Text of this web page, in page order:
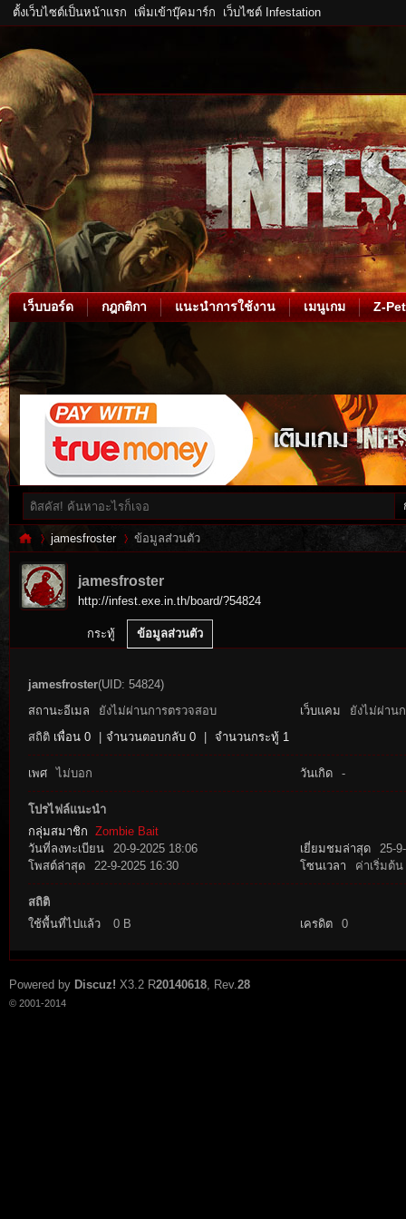
ตั้งเว็บไซต์เป็นหน้าแรก เพิ่มเข้าบุ๊คมาร์ก เว็บไซต์ Infestation
เว็บบอร์ด กฎกติกา แนะนำการใช้งาน เมนูเกม Z-Pet
jamesfroster ข้อมูลส่วนตัว
jamesfroster
http://infest.exe.in.th/board/?54824
กระทู้ ข้อมูลส่วนตัว
jamesfroster(UID: 54824)
สถานะอีเมล
ยังไม่ผ่านการตรวจสอบ เว็บแคม
ยังไม่ผ่าน
สถิติ เพื่อน 0 จำนวนตอบกลับ 0 จำนวนกระทู้ 1
เพศ ไม่บอก วันเกิด -
โปรไฟล์แนะนำ
กลุ่มสมาชิก Zombie Bait
วันที่ลงทะเบียน
20-9-2025 18:06 เยี่ยมชมล่าสุด
25-
โพสต์ล่าสุด
22-9-2025 16:30 โซนเวลา ค่าเริ่มต้น
สถิติ
ใช้พื้นที่ไปแล้ว
0 B เครดิต 0
Powered by Discuz! X3.2 R20140618, Rev.28
© 2001-2014